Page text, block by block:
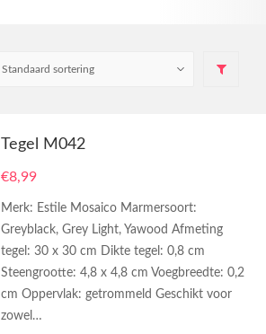
Tegel M042
€8,99
Merk: Estile Mosaico Marmersoort:
Greyblack, Grey Light, Yawood Afmeting
tegel: 30 x 30 cm Dikte tegel: 0,8 cm
Steengrootte: 4,8 x 4,8 cm Voegbreedte: 0,2
cm Oppervlak: getrommeld Geschikt voor
zowel…